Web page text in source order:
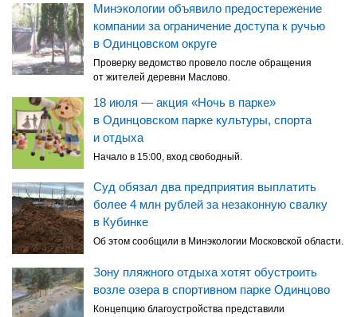
Минэкологии объявило предостережение
компании за ограничение доступа к ручью
в Одинцовском округе
Проверку ведомство провело после обращения
от жителей деревни Маслово.
18 июля — акция «Ночь в парке»
в Одинцовском парке культуры, спорта
и отдыха
Начало в 15:00, вход свободный.
Суд обязал два предприятия выплатить
более 4 млн рублей за незаконную свалку
в Кубинке
Об этом сообщили в Минэкологии Московской области.
Зону пляжного отдыха хотят обустроить
возле озера в спортивном парке Одинцово
Концепцию благоустройства представили